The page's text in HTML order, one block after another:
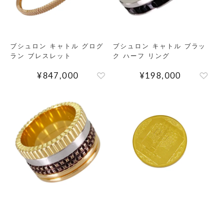
性別
カラー
ブシュロン キャトル グログ
ラン ブレスレット
¥847,000
ブシュロン キャトル ブラッ
ク ハーフ リング
¥198,000